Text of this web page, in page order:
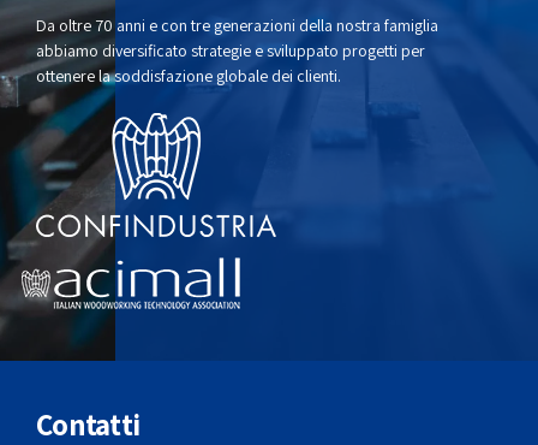
Da oltre 70 anni e con tre generazioni della nostra famiglia
abbiamo diversificato strategie e sviluppato progetti per
ottenere la soddisfazione globale dei clienti.
Contatti